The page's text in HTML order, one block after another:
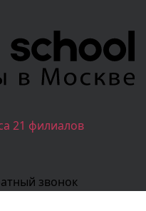
21 филиалов
звонок